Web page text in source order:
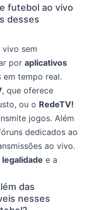
futebol ao vivo
desses
sem
por aplicativos
tempo real.
, que oferece
ou o RedeTV!
jogos. Além
dedicados ao
ao vivo.
legalidade e a
das
nesses